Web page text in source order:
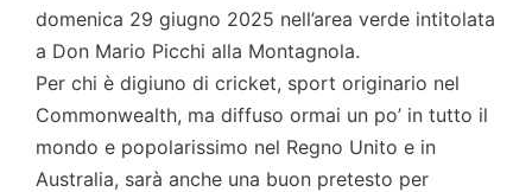
domenica 29 giugno 2025 nell’area verde intitolata
a Don Mario Picchi alla Montagnola.
Per chi è digiuno di cricket, sport originario nel
Commonwealth, ma diffuso ormai un po’ in tutto il
mondo e popolarissimo nel Regno Unito e in
Australia, sarà anche una buon pretesto per